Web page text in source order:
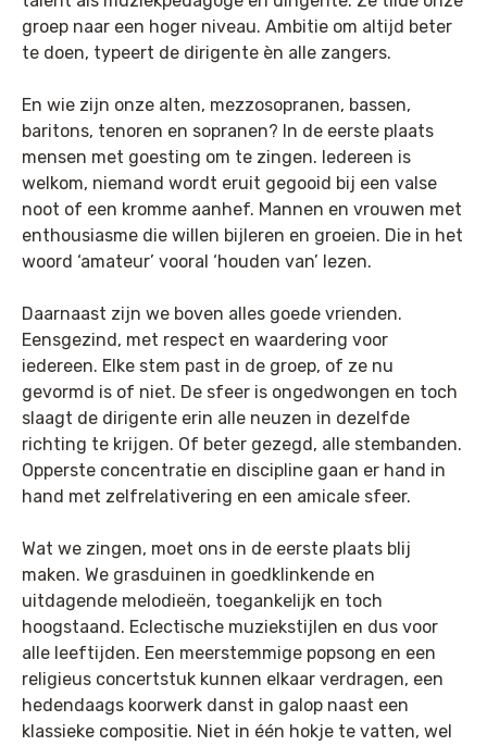
groep naar een hoger niveau. Ambitie om altijd beter
te doen, typeert de dirigente èn alle zangers.
En wie zijn onze alten, mezzosopranen, bassen,
baritons, tenoren en sopranen? In de eerste plaats
mensen met goesting om te zingen. Iedereen is
welkom, niemand wordt eruit gegooid bij een valse
noot of een kromme aanhef. Mannen en vrouwen met
enthousiasme die willen bijleren en groeien. Die in het
woord ‘amateur’ vooral ‘houden van’ lezen.
Daarnaast zijn we boven alles goede vrienden.
Eensgezind, met respect en waardering voor
iedereen. Elke stem past in de groep, of ze nu
gevormd is of niet. De sfeer is ongedwongen en toch
slaagt de dirigente erin alle neuzen in dezelfde
richting te krijgen. Of beter gezegd, alle stembanden.
Opperste concentratie en discipline gaan er hand in
hand met zelfrelativering en een amicale sfeer.
Wat we zingen, moet ons in de eerste plaats blij
maken. We grasduinen in goedklinkende en
uitdagende melodieën, toegankelijk en toch
hoogstaand. Eclectische muziekstijlen en dus voor
alle leeftijden. Een meerstemmige popsong en een
religieus concertstuk kunnen elkaar verdragen, een
hedendaags koorwerk danst in galop naast een
klassieke compositie. Niet in één hokje te vatten, wel